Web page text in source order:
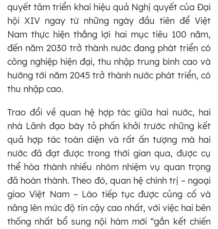
quyết tâm triển khai hiệu quả Nghị quyết của Đại
hội XIV ngay từ những ngày đầu tiên để Việt
Nam thực hiện thắng lợi hai mục tiêu 100 năm,
đến năm 2030 trở thành nước đang phát triển có
công nghiệp hiện đại, thu nhập trung bình cao và
hướng tới năm 2045 trở thành nước phát triển, có
thu nhập cao.
Trao đổi về quan hệ hợp tác giữa hai nước, hai
nhà Lãnh đạo bày tỏ phấn khởi trước những kết
quả hợp tác toàn diện và rất ấn tượng mà hai
nước đã đạt được trong thời gian qua, được cụ
thể hóa thành nhiều nhóm nhiệm vụ quan trọng
đã hoàn thành. Theo đó, quan hệ chính trị – ngoại
giao Việt Nam – Lào tiếp tục được củng cố và
nâng lên mức độ tin cậy cao nhất, với việc hai bên
thống nhất bổ sung nội hàm mới “gắn kết chiến